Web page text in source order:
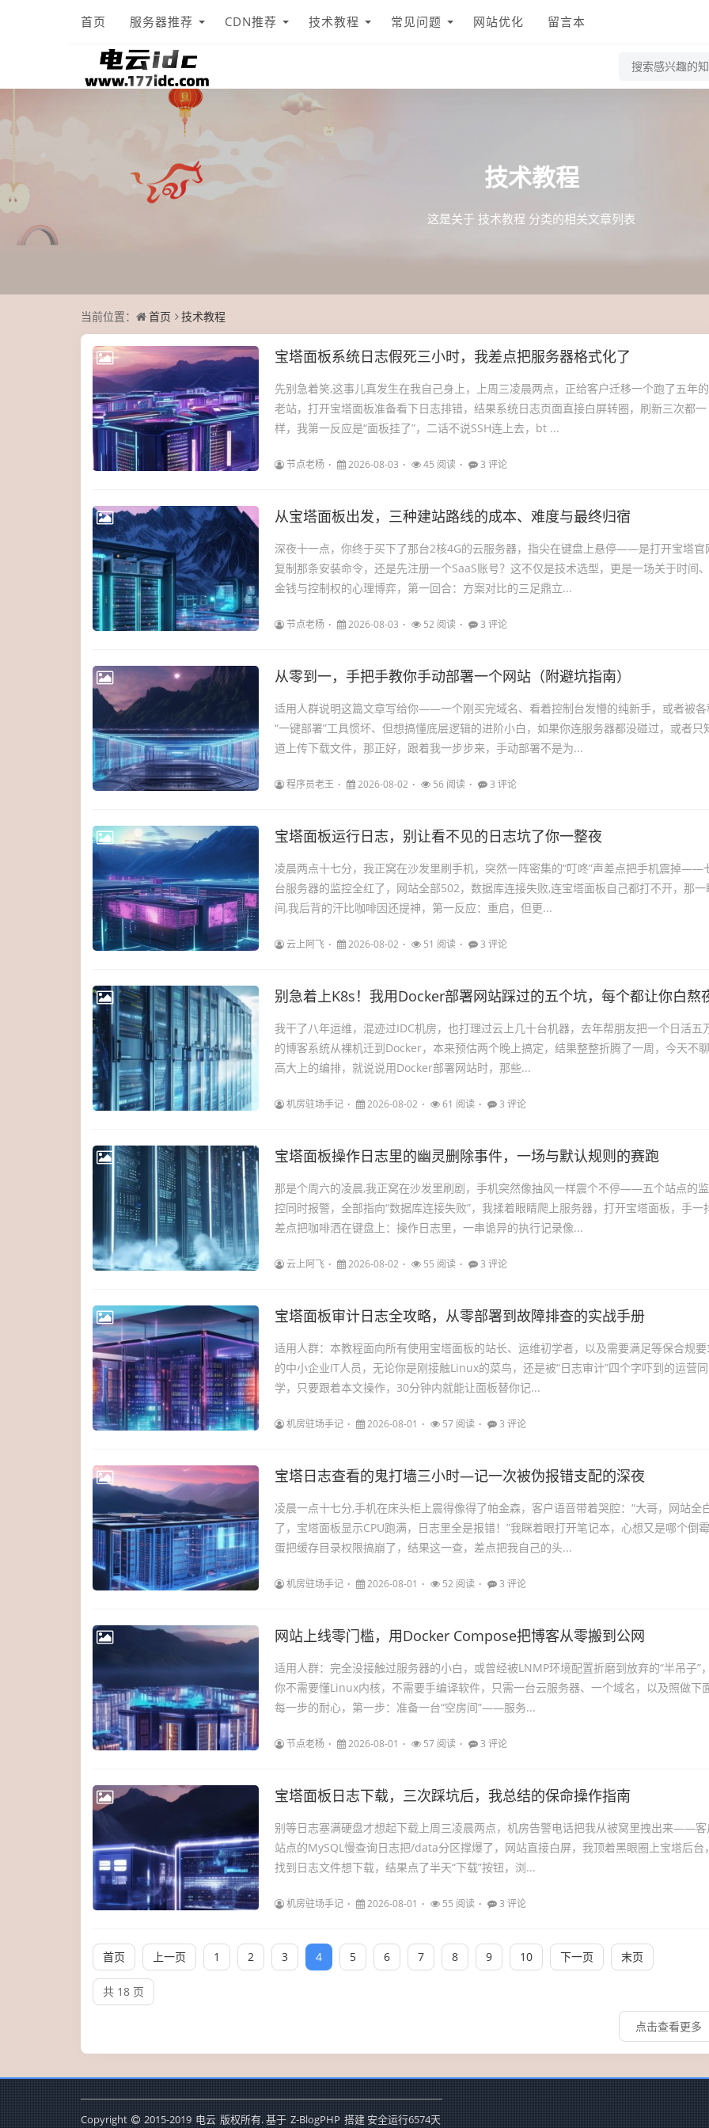
首页 服务器推荐 CDN推荐 技术教程 常见问题 网站优化 留言本
技术教程
这是关于 技术教程 分类的相关文章列表
当前位置： 首页 技术教程
宝塔面板系统日志假死三小时，我差点把服务器格式化了
先别急着笑,这事儿真发生在我自己身上，上周三凌晨两点，正给客户迁移一个跑了五年的
老站，打开宝塔面板准备看下日志排错，结果系统日志页面直接白屏转圈，刷新三次都一
样，我第一反应是“面板挂了”，二话不说SSH连上去，bt ...
节点老杨 2026-08-03 45 阅读 3 评论
从宝塔面板出发，三种建站路线的成本、难度与最终归宿
深夜十一点，你终于买下了那台2核4G的云服务器，指尖在键盘上悬停——是打开宝塔官
复制那条安装命令，还是先注册一个SaaS账号？这不仅是技术选型，更是一场关于时间、
金钱与控制权的心理博弈，第一回合：方案对比的三足鼎立...
节点老杨 2026-08-03 52 阅读 3 评论
从零到一，手把手教你手动部署一个网站（附避坑指南）
适用人群说明这篇文章写给你——一个刚买完域名、看着控制台发懵的纯新手，或者被各
“一键部署”工具惯坏、但想搞懂底层逻辑的进阶小白，如果你连服务器都没碰过，或者只
道上传下载文件，那正好，跟着我一步步来，手动部署不是为...
程序员老王 2026-08-02 56 阅读 3 评论
宝塔面板运行日志，别让看不见的日志坑了你一整夜
凌晨两点十七分，我正窝在沙发里刷手机，突然一阵密集的“叮咚”声差点把手机震掉——
台服务器的监控全红了，网站全部502，数据库连接失败,连宝塔面板自己都打不开，那一
间,我后背的汗比咖啡因还提神，第一反应：重启，但更...
云上阿飞 2026-08-02 51 阅读 3 评论
别急着上K8s！我用Docker部署网站踩过的五个坑，每个都让你白熬
我干了八年运维，混迹过IDC机房，也打理过云上几十台机器，去年帮朋友把一个日活五
的博客系统从裸机迁到Docker，本来预估两个晚上搞定，结果整整折腾了一周，今天不聊
高大上的编排，就说说用Docker部署网站时，那些...
机房驻场手记 2026-08-02 61 阅读 3 评论
宝塔面板操作日志里的幽灵删除事件，一场与默认规则的赛跑
那是个周六的凌晨,我正窝在沙发里刷剧，手机突然像抽风一样震个不停——五个站点的监
控同时报警，全部指向“数据库连接失败”，我揉着眼睛爬上服务器，打开宝塔面板，手一
差点把咖啡洒在键盘上：操作日志里，一串诡异的执行记录像...
云上阿飞 2026-08-02 55 阅读 3 评论
宝塔面板审计日志全攻略，从零部署到故障排查的实战手册
适用人群：本教程面向所有使用宝塔面板的站长、运维初学者，以及需要满足等保合规
的中小企业IT人员，无论你是刚接触Linux的菜鸟，还是被“日志审计”四个字吓到的运营同
学，只要跟着本文操作，30分钟内就能让面板替你记...
机房驻场手记 2026-08-01 57 阅读 3 评论
宝塔日志查看的鬼打墙三小时—记一次被伪报错支配的深夜
凌晨一点十七分,手机在床头柜上震得像得了帕金森，客户语音带着哭腔：“大哥，网站全
了，宝塔面板显示CPU跑满，日志里全是报错！”我眯着眼打开笔记本，心想又是哪个倒霉
蛋把缓存目录权限搞崩了，结果这一查，差点把我自己的头...
机房驻场手记 2026-08-01 52 阅读 3 评论
网站上线零门槛，用Docker Compose把博客从零搬到公网
适用人群：完全没接触过服务器的小白，或曾经被LNMP环境配置折磨到放弃的“半吊子”
你不需要懂Linux内核，不需要手编译软件，只需一台云服务器、一个域名，以及照做下
每一步的耐心，第一步：准备一台“空房间”——服务...
节点老杨 2026-08-01 57 阅读 3 评论
宝塔面板日志下载，三次踩坑后，我总结的保命操作指南
别等日志塞满硬盘才想起下载上周三凌晨两点，机房告警电话把我从被窝里拽出来——客
站点的MySQL慢查询日志把/data分区撑爆了，网站直接白屏，我顶着黑眼圈上宝塔后台
找到日志文件想下载，结果点了半天“下载”按钮，浏...
机房驻场手记 2026-08-01 55 阅读 3 评论
首页 上一页 1 2 3 4 5 6 7 8 9 10 下一页 末页
共 18 页
点击查看更多
Copyright 2015-2019 电云 版权所有. 基于 Z-BlogPHP 搭建 安全运行6574天